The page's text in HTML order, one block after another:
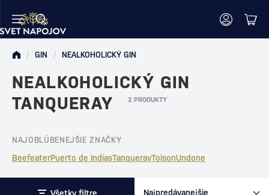
/ GIN / NEALKOHOLICKÝ GIN
NEALKOHOLICKÝ GIN
TANQUERAY
2 PRODUKTY
NAJOBLÚBENEJŠIE ZNAČKY
BeefeaterPuerto de IndiasTanquerayToisonUndone
Všetky filtre